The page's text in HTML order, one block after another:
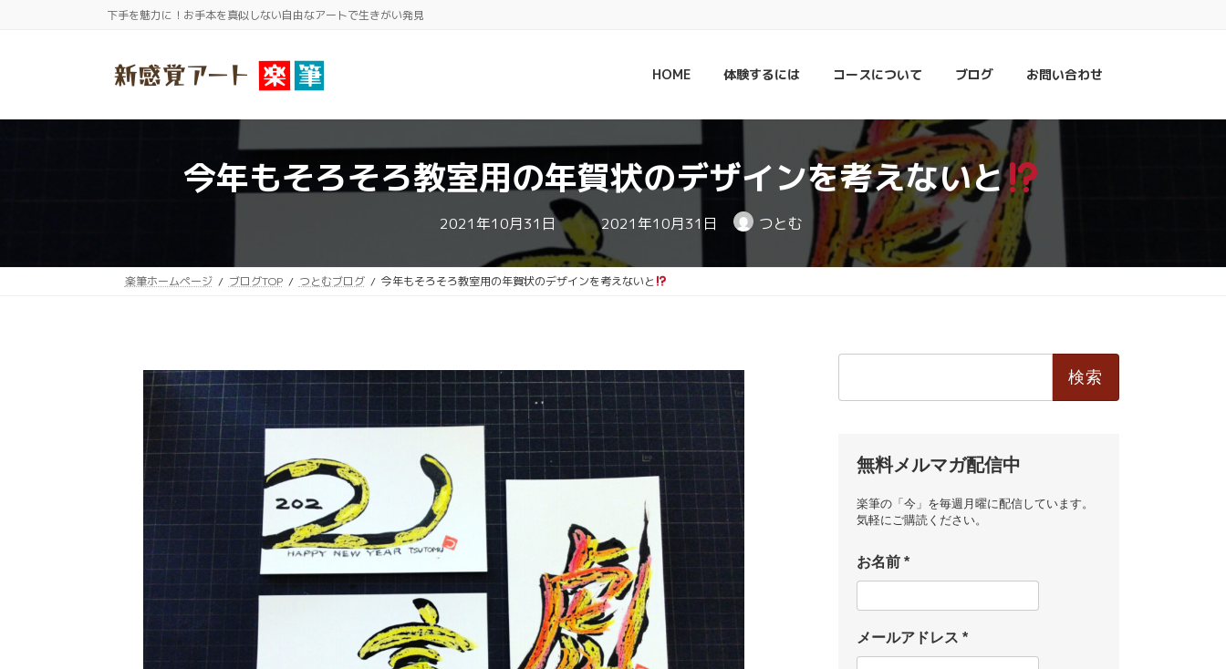
下手を魅力に！お手本を真似しない自由なアートで生きがい発見
HOME 体験するには コースについて ブログ お問い合わせ
今年もそろそろ教室用の年賀状のデザインを考えないと
2021年10月31日 最
終
更
新
日
時
2021年10月31日 つとむ
楽筆ホームページ ブログTOP つとむブログ 今年もそろそろ教室用の年賀状のデザインを考えないと
無料メルマガ配信中
楽筆の「今」を毎週月曜に配信しています。
気軽にご購読ください。
お名前*
メールアドレス*